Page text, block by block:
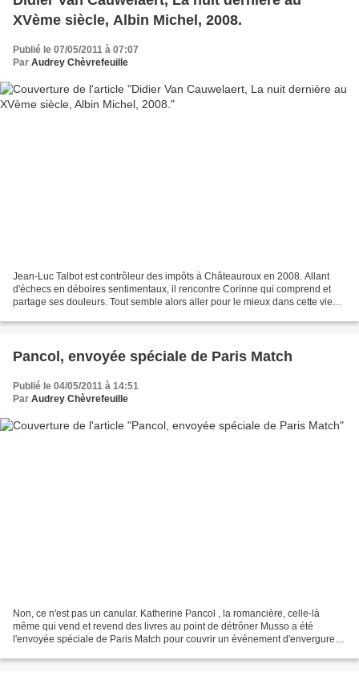
XVème siècle, Albin Michel, 2008.
Publié le 07/05/2011 à 07:07
Par Audrey Chèvrefeuille
Jean-Luc Talbot est contrôleur des impôts à Châteauroux en 2008. Allant
d'échecs en déboires sentimentaux, il rencontre Corinne qui comprend et
partage ses douleurs. Tout semble alors aller pour le mieux dans cette vie
Pancol, envoyée spéciale de Paris Match
Publié le 04/05/2011 à 14:51
Par Audrey Chèvrefeuille
Non, ce n'est pas un canular. Katherine Pancol , la romancière, celle-là
même qui vend et revend des livres au point de détrôner Musso a été
l'envoyée spéciale de Paris Match pour couvrir un événement d'envergure,